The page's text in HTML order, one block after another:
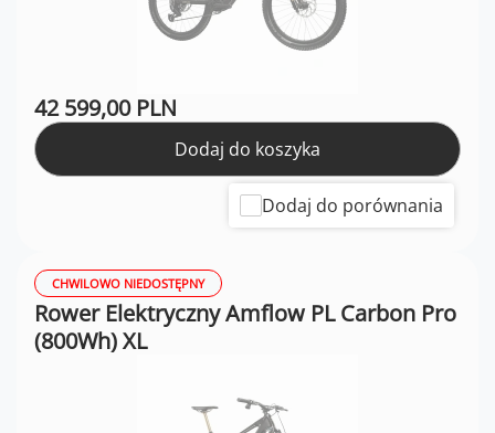
42 599,00 PLN
Dodaj do koszyka
Dodaj do porównania
CHWILOWO NIEDOSTĘPNY
Rower Elektryczny Amflow PL Carbon Pro
(800Wh) XL